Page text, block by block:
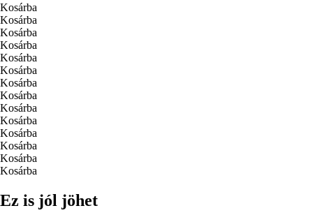
Kosárba
Kosárba
Kosárba
Kosárba
Kosárba
Kosárba
Kosárba
Kosárba
Kosárba
Kosárba
Kosárba
Kosárba
Kosárba
Kosárba
Ez is jól jöhet